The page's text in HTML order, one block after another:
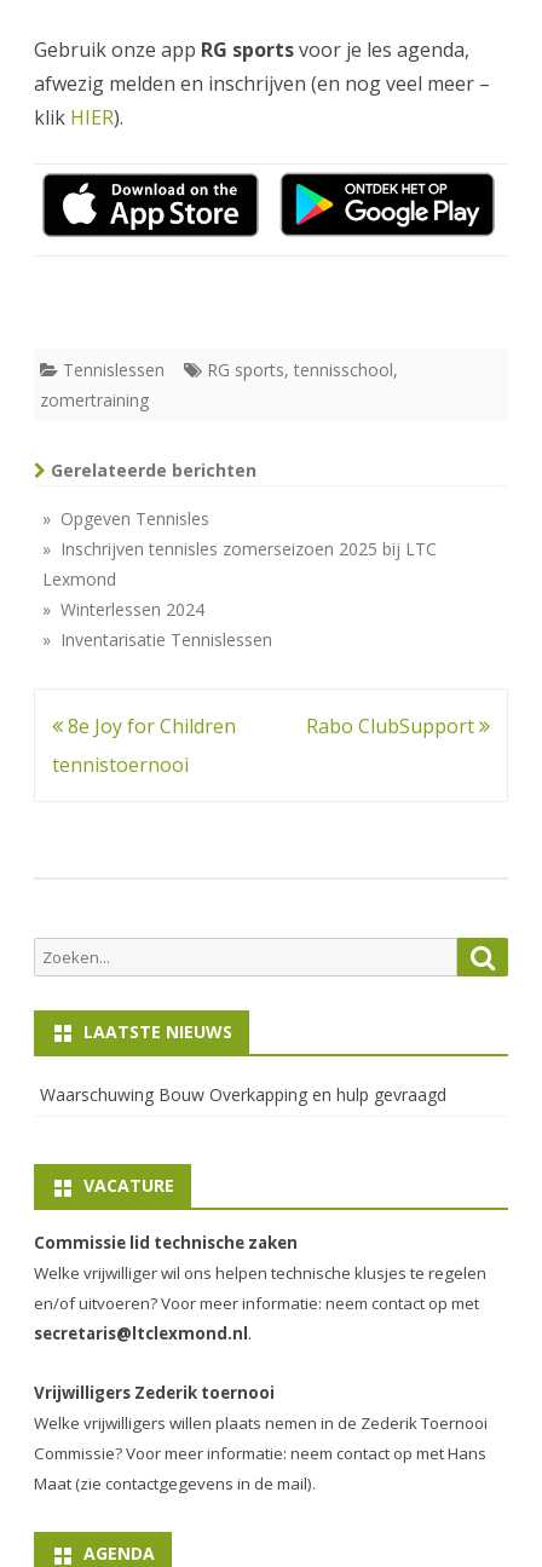
Gebruik onze app RG sportsvoor je les agenda,
afwezig melden en inschrijven (en nog veel meer –
klik HIER).
Tennislessen RG sports, tennisschool,
zomertraining
Gerelateerde berichten
» Opgeven Tennisles
» Inschrijven tennisles zomerseizoen 2025 bij LTC
Lexmond
» Winterlessen 2024
» Inventarisatie Tennislessen
Bericht
navigatie
8e Joy for Children
tennistoernooi
Rabo ClubSupport
Zoeken
naar:
LAATSTE NIEUWS
Waarschuwing Bouw Overkapping en hulp gevraagd
VACATURE
Commissie lid technische zaken
Welke vrijwilliger wil ons helpen technische klusjes te regelen
en/of uitvoeren? Voor meer informatie: neem contact op met
secretaris@ltclexmond.nl .
Vrijwilligers Zederik toernooi
Welke vrijwilligers willen plaats nemen in de Zederik Toernooi
Commissie? Voor meer informatie: neem contact op met Hans
Maat (zie contactgegevens in de mail).
AGENDA